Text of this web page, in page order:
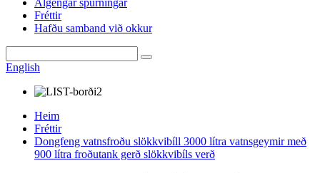
Algengar spurningar
Fréttir
Hafðu samband við okkur
English
Heim
Fréttir
Dongfeng vatnsfroðu slökkvibíll 3000 lítra vatnsgeymir með
900 lítra froðutank gerð slökkvibíls verð